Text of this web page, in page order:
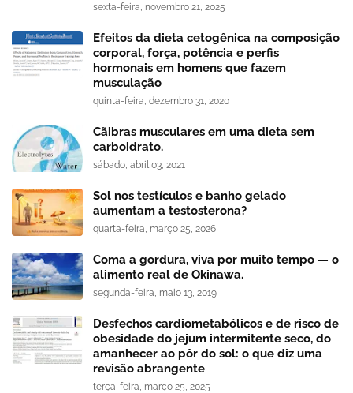
sexta-feira, novembro 21, 2025
Efeitos da dieta cetogênica na composição
corporal, força, potência e perfis
hormonais em homens que fazem
musculação
quinta-feira, dezembro 31, 2020
Cãibras musculares em uma dieta sem
carboidrato.
sábado, abril 03, 2021
Sol nos testículos e banho gelado
aumentam a testosterona?
quarta-feira, março 25, 2026
Coma a gordura, viva por muito tempo — o
alimento real de Okinawa.
segunda-feira, maio 13, 2019
Desfechos cardiometabólicos e de risco de
obesidade do jejum intermitente seco, do
amanhecer ao pôr do sol: o que diz uma
revisão abrangente
terça-feira, março 25, 2025